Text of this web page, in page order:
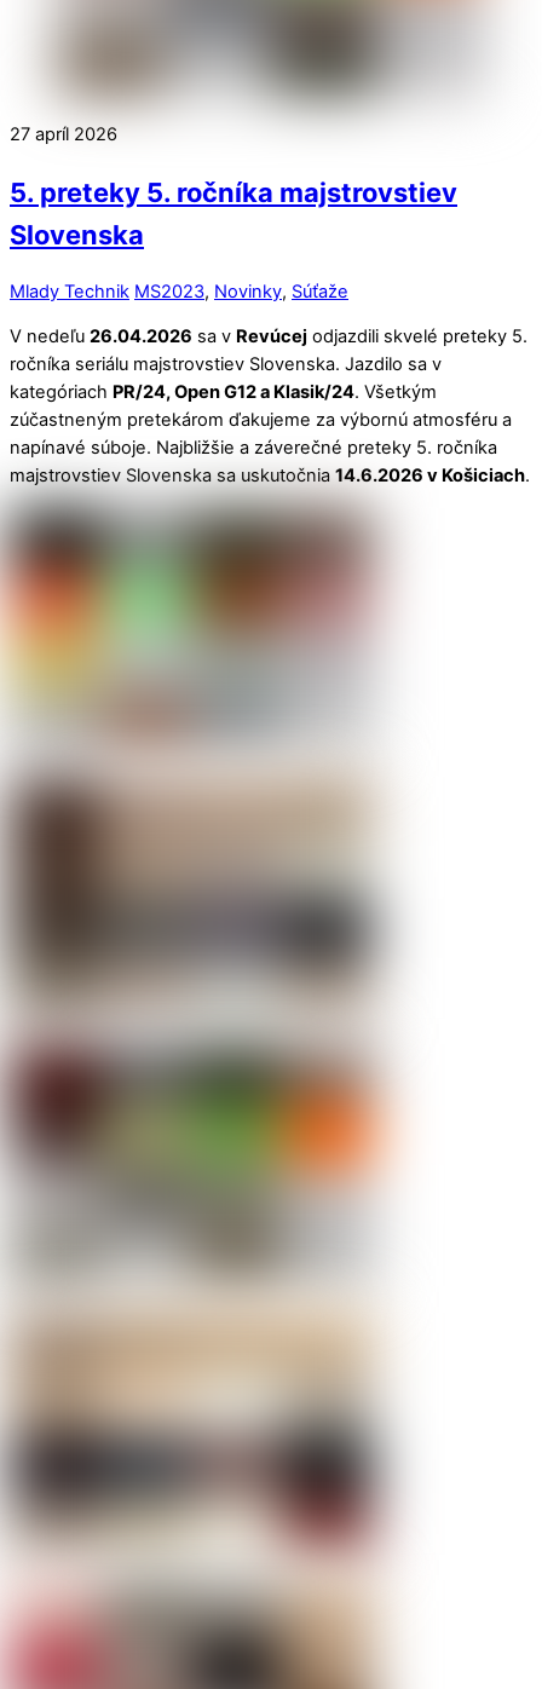
27 apríl 2026
5. preteky 5. ročníka majstrovstiev
Slovenska
Mlady Technik MS2023, Novinky, Súťaže
V nedeľu 26.04.2026 sa v Revúcej odjazdili skvelé preteky 5.
ročníka seriálu majstrovstiev Slovenska. Jazdilo sa v
kategóriach PR/24, Open G12 a Klasik/24. Všetkým
zúčastneným pretekárom ďakujeme za výbornú atmosféru a
napínavé súboje. Najbližšie a záverečné preteky 5. ročníka
majstrovstiev Slovenska sa uskutočnia 14.6.2026 v Košiciach.